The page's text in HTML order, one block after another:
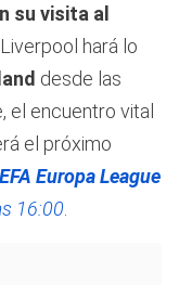
su visita al
hará lo
desde las
el encuentro vital
el próximo
Europa League
16:00